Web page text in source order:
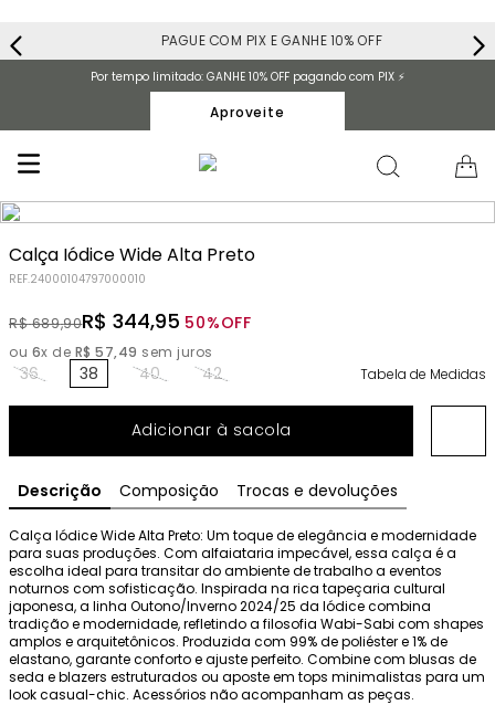
PAGUE COM PIX E GANHE 10% OFF
Por tempo limitado: GANHE 10% OFF pagando com PIX ⚡️
Aproveite
Calça Iódice Wide Alta Preto
REF.24000104797000010
R$ 689,90R$ 344,95 50%OFF
ou 6x de R$ 57,49 sem juros
36 38 40 42 Tabela de Medidas
Adicionar à sacola
Descrição Composição Trocas e devoluções
Calça Iódice Wide Alta Preto: Um toque de elegância e modernidade
para suas produções. Com alfaiataria impecável, essa calça é a
escolha ideal para transitar do ambiente de trabalho a eventos
noturnos com sofisticação. Inspirada na rica tapeçaria cultural
japonesa, a linha Outono/Inverno 2024/25 da Iódice combina
tradição e modernidade, refletindo a filosofia Wabi-Sabi com shapes
amplos e arquitetônicos. Produzida com 99% de poliéster e 1% de
elastano, garante conforto e ajuste perfeito. Combine com blusas de
seda e blazers estruturados ou aposte em tops minimalistas para um
look casual-chic. Acessórios não acompanham as peças.